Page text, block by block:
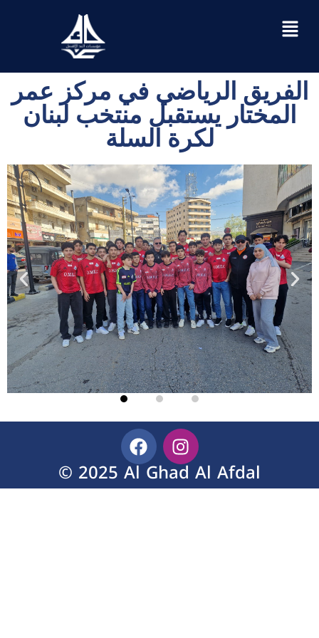
الفريق الرياضي في مركز عمر
المختار يستقبل منتخب لبنان
لكرة السلة
© 2025 Al Ghad Al Afdal